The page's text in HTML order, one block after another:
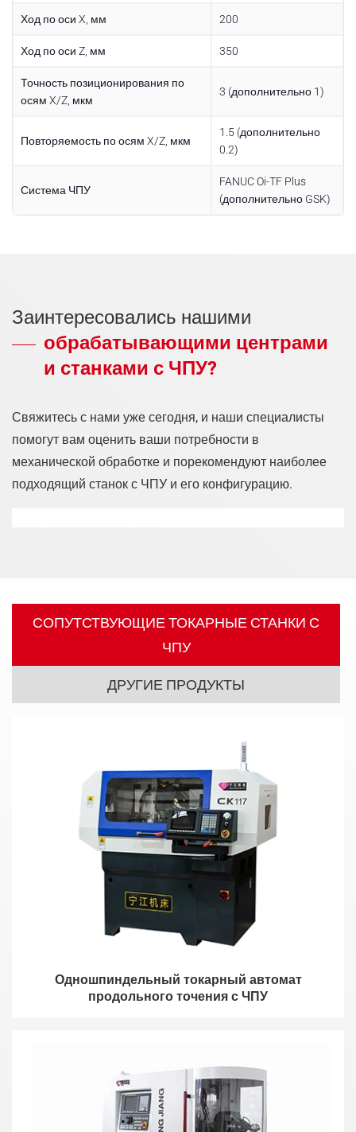
Ход по оси X, мм 200
Ход по оси Z, мм 350
Точность позиционирования по
осям X/Z, мкм
3 (дополнительно 1)
Повторяемость по осям X/Z, мкм
1.5 (дополнительно
0.2)
Система ЧПУ
FANUC Oi-TF Plus
(дополнительно GSK)
Заинтересовались нашими
обрабатывающими центрами
и станками с ЧПУ?
Свяжитесь с нами уже сегодня, и наши специалисты
помогут вам оценить ваши потребности в
механической обработке и порекомендуют наиболее
подходящий станок с ЧПУ и его конфигурацию.
СОПУТСТВУЮЩИЕ ТОКАРНЫЕ СТАНКИ С
ЧПУ
ДРУГИЕ ПРОДУКТЫ
Одношпиндельный токарный автомат
продольного точения с ЧПУ